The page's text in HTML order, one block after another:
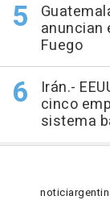
anuncian
Fuego
Irán.-
cinco
sistema
notici